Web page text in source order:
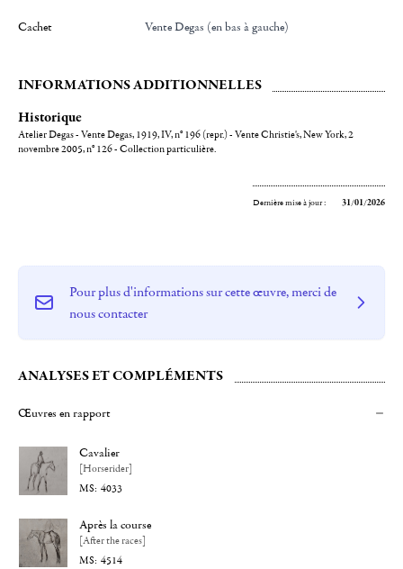
Cachet Vente Degas (en bas à gauche)
INFORMATIONS ADDITIONNELLES
Historique
Atelier Degas - Vente Degas, 1919, IV, n° 196 (repr.) - Vente Christie's, New York, 2
novembre 2005, n° 126 - Collection particulière.
Dernière mise à jour : 31/01/2026
Pour plus d'informations sur cette œuvre, merci de
nous contacter
ANALYSES ET COMPLÉMENTS
Œuvres en rapport
Cavalier
[Horserider]
4033
Après la course
[After the races]
4514